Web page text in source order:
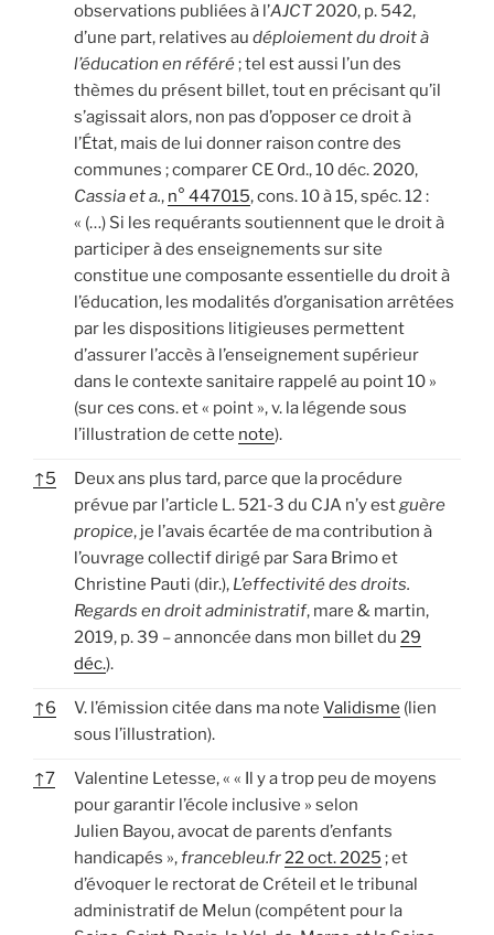
observations publiées à l’AJCT2020, p. 542,
d’une part, relatives au déploiement du droit à
l’éducation en référé; tel est aussi l’un des
thèmes du présent billet, tout en précisant qu’il
s’agissait alors, non pas d’opposer ce droit à
l’État, mais de lui donner raison contre des
communes ; comparer CE Ord., 10 déc. 2020,
Cassia et a., n° 447015, cons. 10 à 15, spéc. 12 :
« (…) Si les requérants soutiennent que le droit à
participer à des enseignements sur site
constitue une composante essentielle du droit à
l’éducation, les modalités d’organisation arrêtées
par les dispositions litigieuses permettent
d’assurer l’accès à l’enseignement supérieur
dans le contexte sanitaire rappelé au point 10 »
(sur ces cons. et « point », v. la légende sous
l’illustration de cette note).
↑5
Deux ans plus tard, parce que la procédure
prévue par l’article L. 521-3 du CJA n’y estguère
propice, je l’avais écartée de ma contribution à
l’ouvrage collectif dirigé par Sara Brimo et
Christine Pauti (dir.), L’effectivité des droits.
Regards en droit administratif, mare & martin,
2019, p. 39 – annoncée dans mon billet du 29
déc.).
↑6 V. l’émission citée dans ma note Validisme (lien
sous l’illustration).
↑7
Valentine Letesse, « « Il y a trop peu de moyens
pour garantir l’école inclusive » selon
Julien Bayou, avocat de parents d’enfants
handicapés »,francebleu.fr22 oct. 2025 ; et
d’évoquer le rectorat de Créteil et le tribunal
administratif de Melun (compétent pour la